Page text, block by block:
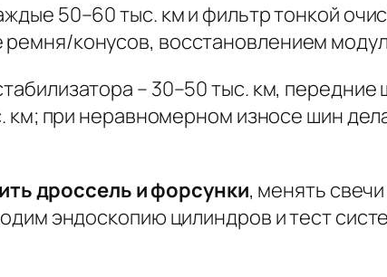
50–60 тыс. км и фильтр тонкой
конусов, восстановлением
– 30–50 тыс. км, передние
км; при неравномерном износе шин
дроссель и форсунки, менять
эндоскопию цилиндров и тест